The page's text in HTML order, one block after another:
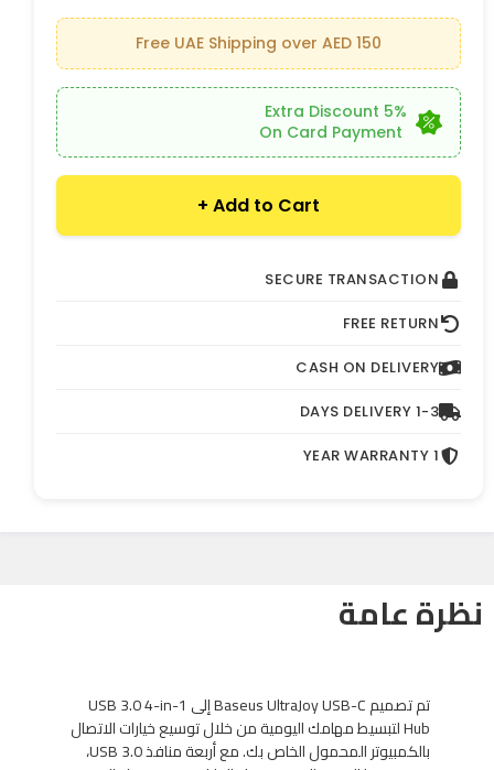
Free UAE Shipping over AED 150
On Card Payment
Add to Cart +
SECURE TRANSACTION
FREE RETURN
CASH ON DELIVERY
1-3 DAYS DELIVERY
1 YEAR WARRANTY
نظرة عامة
تم تصميم Baseus UltraJoy USB-C إلى USB 3.0 4-in-1
Hub لتبسيط مهامك اليومية من خلال توسيع خيارات الاتصال
بالكمبيوتر المحمول الخاص بك. مع أربعة منافذ USB 3.0،